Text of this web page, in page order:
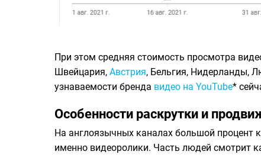
При этом средняя стоимость просмотра
Швейцария, Австрия, Бельгия, Нидерланды,
узнаваемости бренда видео на YouTube*
Особенности раскрутки и
На англоязычных каналах большой процент
именно видеоролики. Часть людей смотрит